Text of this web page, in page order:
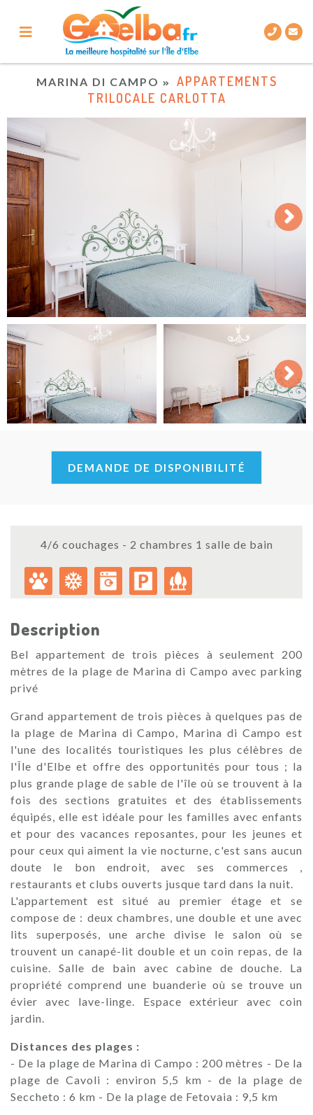
MARINA DI CAMPO
APPARTEMENTS
TRILOCALE CARLOTTA
Next
DEMANDE DE DISPONIBILITÉ
4/6 couchages - 2 chambres 1 salle de bain
Description
Bel appartement de trois pièces à seulement 200
mètres de la plage de Marina di Campo avec parking
privé
Grand appartement de trois pièces à quelques pas de
la plage de Marina di Campo, Marina di Campo est
l'une des localités touristiques les plus célèbres de
l'Île d'Elbe et offre des opportunités pour tous ; la
plus grande plage de sable de l'île où se trouvent à la
fois des sections gratuites et des établissements
équipés, elle est idéale pour les familles avec enfants
et pour des vacances reposantes, pour les jeunes et
pour ceux qui aiment la vie nocturne, c'est sans aucun
doute le bon endroit, avec ses commerces ,
restaurants et clubs ouverts jusque tard dans la nuit.
L'appartement est situé au premier étage et se
compose de : deux chambres, une double et une avec
lits superposés, une arche divise le salon où se
trouvent un canapé-lit double et un coin repas, de la
cuisine. Salle de bain avec cabine de douche. La
propriété comprend une buanderie où se trouve un
évier avec lave-linge. Espace extérieur avec coin
jardin.
Distances des plages :
- De la plage de Marina di Campo : 200 mètres - De la
plage de Cavoli : environ 5,5 km - de la plage de
Seccheto : 6 km - De la plage de Fetovaia : 9,5 km